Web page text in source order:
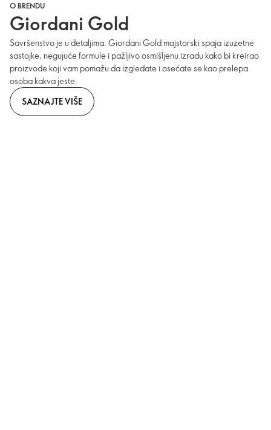
O BRENDU
Giordani Gold
Savršenstvo je u detaljima. Giordani Gold majstorski spaja izuzetne
sastojke, negujuće formule i pažljivo osmišljenu izradu kako bi kreirao
proizvode koji vam pomažu da izgledate i osećate se kao prelepa
osoba kakva jeste.
SAZNAJTE VIŠE